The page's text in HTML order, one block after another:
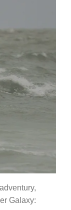
Galaxy: